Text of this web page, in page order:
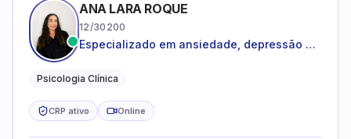
ANA LARA ROQUE
12/30200
Especializado em ansiedade, depressão e
Psicologia Clínica
CRP ativo Online